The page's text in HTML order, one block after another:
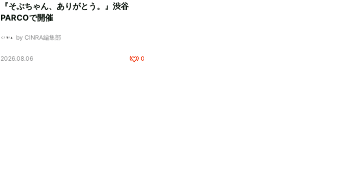
『そぶちゃん、ありがとう。』渋谷
PARCOで開催
by CINRA編集部
2026.08.06 0